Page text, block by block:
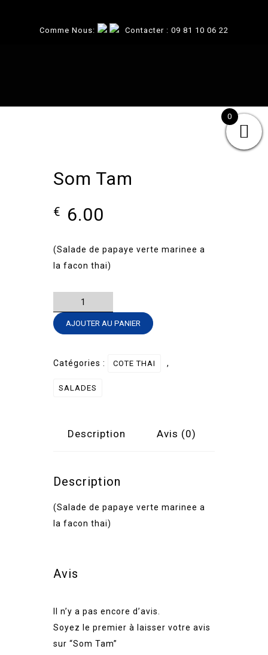
Comme Nous: Contacter : 09 81 10 06 22
Som Tam
€ 6.00
(Salade de papaye verte marinee a
la facon thai)
quantité
de
Som
AJOUTER AU PANIER
Catégories : COTE THAI ,
SALADES
Description Avis (0)
Description
(Salade de papaye verte marinee a
la facon thai)
Avis
Il n’y a pas encore d’avis.
Soyez le premier à laisser votre avis
sur “Som Tam”
0